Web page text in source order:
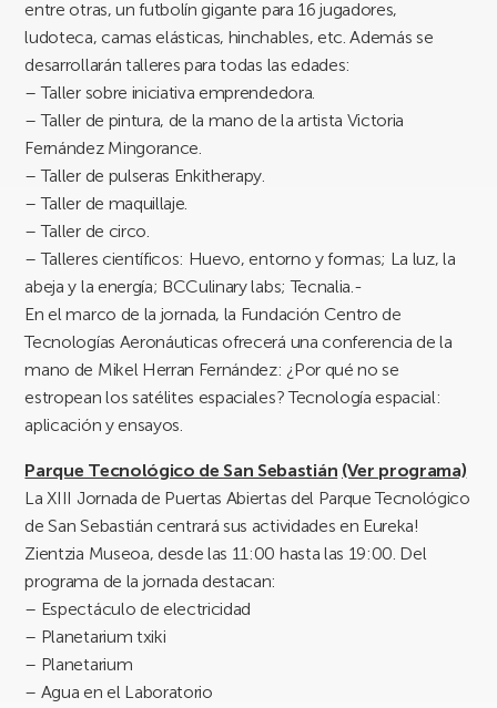
entre otras, un futbolín gigante para 16 jugadores,
ludoteca, camas elásticas, hinchables, etc. Además se
desarrollarán talleres para todas las edades:
– Taller sobre iniciativa emprendedora.
– Taller de pintura, de la mano de la artista Victoria
Fernández Mingorance.
– Taller de pulseras Enkitherapy.
– Taller de maquillaje.
– Taller de circo.
– Talleres científicos: Huevo, entorno y formas; La luz, la
abeja y la energía; BCCulinary labs; Tecnalia.-
En el marco de la jornada, la Fundación Centro de
Tecnologías Aeronáuticas ofrecerá una conferencia de la
mano de Mikel Herran Fernández: ¿Por qué no se
estropean los satélites espaciales? Tecnología espacial:
aplicación y ensayos.
Parque Tecnológico de San Sebastián (Ver programa)
La XIII Jornada de Puertas Abiertas del Parque Tecnológico
de San Sebastián centrará sus actividades en Eureka!
Zientzia Museoa, desde las 11:00 hasta las 19:00. Del
programa de la jornada destacan:
– Espectáculo de electricidad
– Planetarium txiki
– Planetarium
– Agua en el Laboratorio